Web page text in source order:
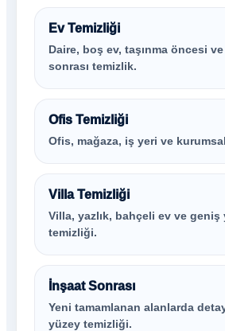
Ev Temizliği
Daire, boş ev, taşınma öncesi ve
sonrası temizlik.
Ofis Temizliği
Ofis, mağaza, iş yeri ve
Villa Temizliği
Villa, yazlık, bahçeli ev ve geniş
temizliği.
İnşaat Sonrası
Yeni tamamlanan alanlarda
yüzey temizliği.